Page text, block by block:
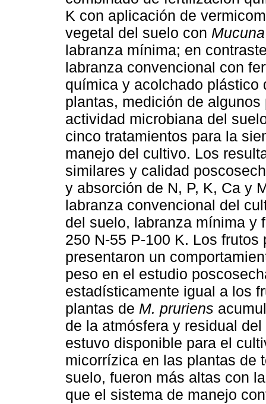
K con aplicación de
vegetal del suelo con
labranza mínima; en
labranza convencional con
química y acolchado plástico
plantas, medición de
actividad microbiana del
cinco tratamientos para la
manejo del cultivo. Los
similares y calidad
y absorción de N, P, K, Ca y
labranza convencional del
del suelo, labranza mínima y
250 N-55 P-100 K. Los
presentaron un
peso en el estudio
estadísticamente igual a los
plantas de M. pruriens
de la atmósfera y residual
estuvo disponible para el
micorrízica en las plantas de
suelo, fueron más altas con
que el sistema de manejo